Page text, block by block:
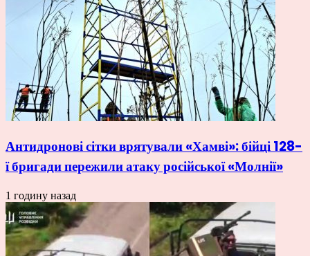
Антидронові сітки врятували «Хамві»: бійці 128-
ї бригади пережили атаку російської «Молнії»
1 годину назад